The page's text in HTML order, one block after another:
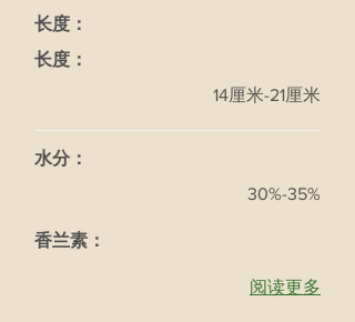
长度：
长度：
14厘米-21厘米
水分：
30%-35%
香兰素：
阅读更多